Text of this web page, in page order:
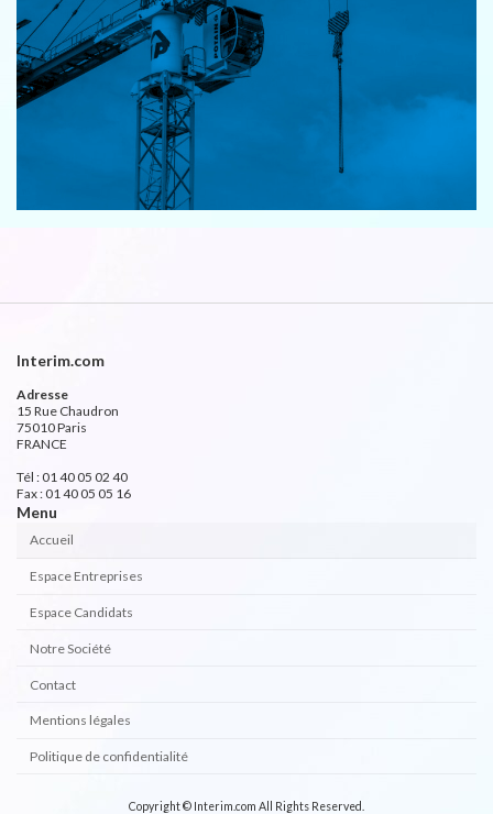
Interim.com
Adresse
15 Rue Chaudron
75010 Paris
FRANCE
Tél : 01 40 05 02 40
Fax : 01 40 05 05 16
Menu
Accueil
Espace Entreprises
Espace Candidats
Notre Société
Contact
Mentions légales
Politique de confidentialité
Copyright © Interim.com All Rights Reserved.